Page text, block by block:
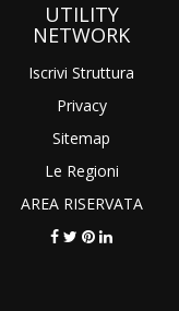
UTILITY
NETWORK
Iscrivi Struttura
Privacy
Sitemap
Le Regioni
AREA RISERVATA